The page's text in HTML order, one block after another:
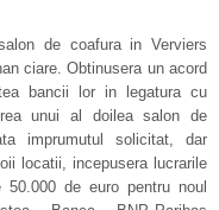
de coafura in Verviers
ciare. Obtinusera un acord
bancii lor in legatura cu
unui al doilea salon de
imprumutul solicitat, dar
locatii, incepusera lucrarile
de euro pentru noul